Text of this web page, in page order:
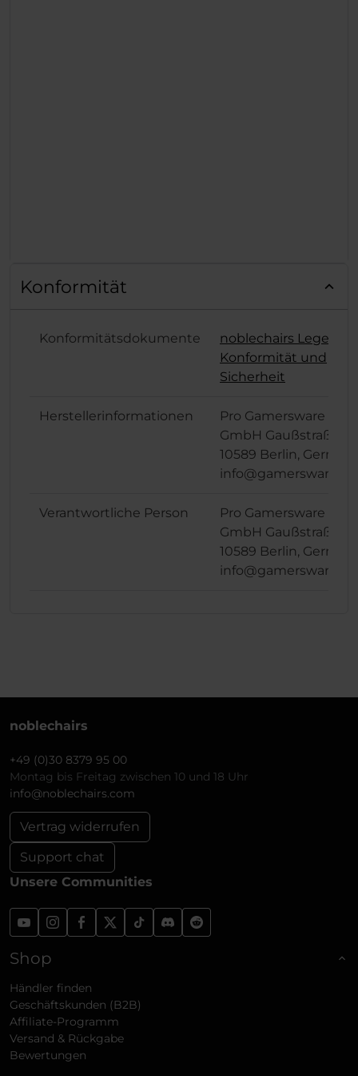
Konformität
Konformitätsdokumente
noblechairs Legend
Konformität und
Sicherheit
Herstellerinformationen
Pro Gamersware
GmbH Gaußstraße 1,
10589 Berlin,
Verantwortliche Person
Pro Gamersware
GmbH Gaußstraße 1,
10589 Berlin,
noblechairs
+49 (0)30 8379 95 00
Montag bis Freitag zwischen 10 und 18 Uhr
info@noblechairs.com
Vertrag widerrufen
Support chat
Unsere Communities
Shop
Händler finden
Geschäftskunden (B2B)
Affiliate-Programm
Versand & Rückgabe
Bewertungen